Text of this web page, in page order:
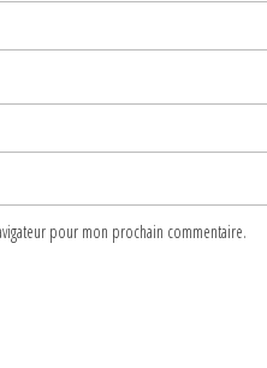
pour mon prochain commentaire.